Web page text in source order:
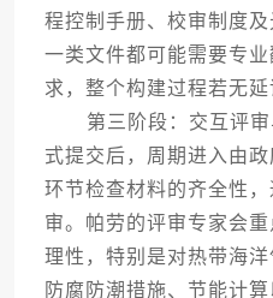
程控制手册、校审制度
一类文件都可能需要专
求，整个构建过程若无
第三阶段：交互评审
式提交后，周期进入由
环节检查材料的齐全性
审。帕劳的评审专家会
理性，特别是对热带海
防腐防潮措施、节能计